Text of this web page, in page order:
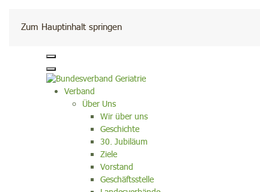
Zum Hauptinhalt springen
Kontakt
Verband
Über Uns
Wir über uns
Geschichte
30. Jubiläum
Ziele
Vorstand
Geschäftsstelle